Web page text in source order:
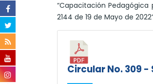
“Capacitación
2144 de 19 de Mayo de
Circular No. 309 -